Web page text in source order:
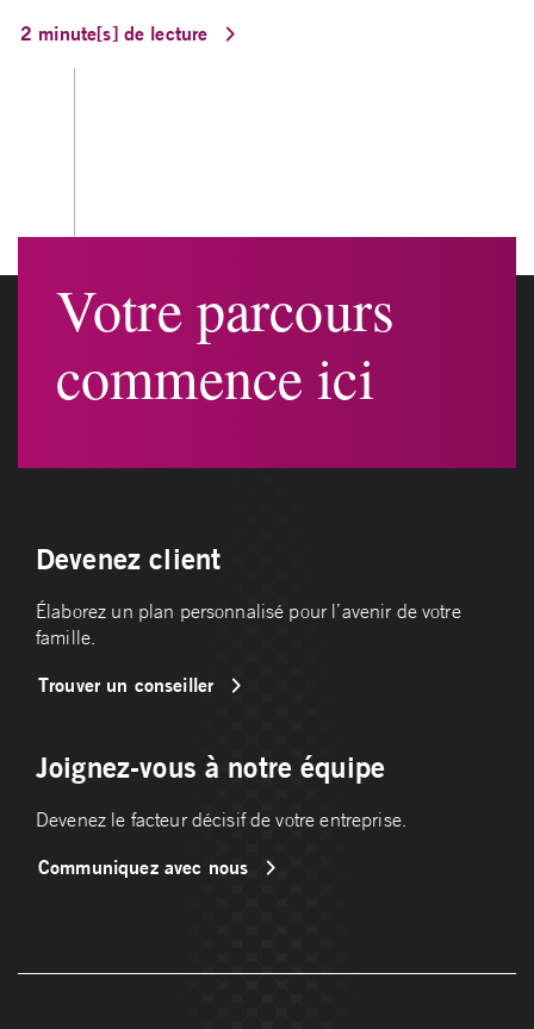
2 minute[s] de lecture
Votre parcours
commence ici
Devenez client
Élaborez un plan personnalisé pour l’avenir de votre
famille.
Trouver un conseiller
Joignez-vous à notre équipe
Devenez le facteur décisif de votre entreprise.
Communiquez avec nous